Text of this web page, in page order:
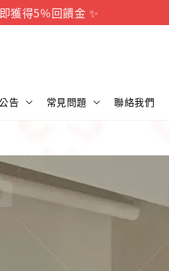
獲得5%回饋金 ✨
告 常見問題 聯絡我們